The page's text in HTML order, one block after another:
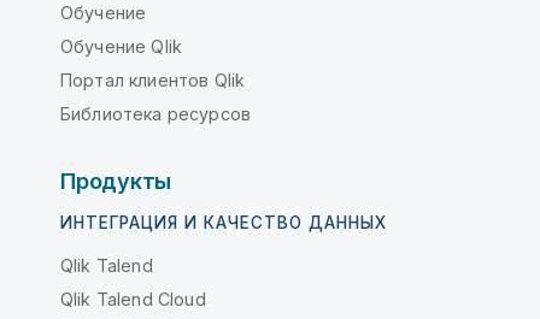
Обучение
Обучение Qlik
Портал клиентов Qlik
Библиотека ресурсов
Продукты
ИНТЕГРАЦИЯ И КАЧЕСТВО ДАННЫХ
Qlik Talend
Qlik Talend Cloud